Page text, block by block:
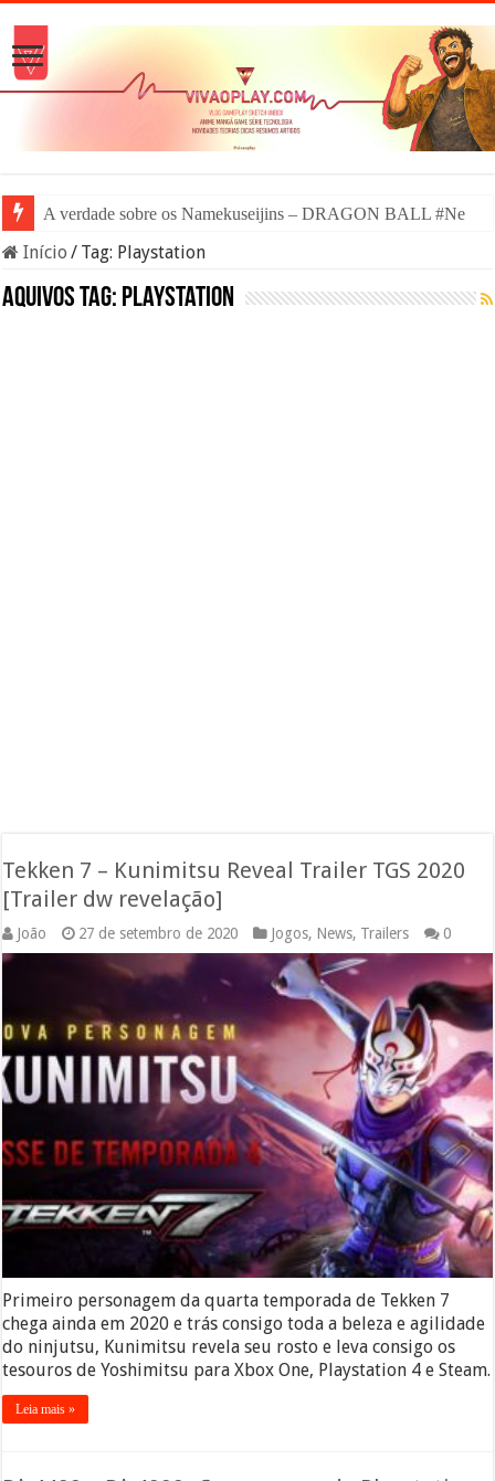
A verdade sobre os Namekuseijins – DRAGON BALL #News
Início / Tag: Playstation
Aquivos tag: Playstation
Tekken 7 – Kunimitsu Reveal Trailer TGS 2020
[Trailer dw revelação]
João 27 de setembro de 2020 Jogos, News, Trailers 0
Primeiro personagem da quarta temporada de Tekken 7
chega ainda em 2020 e trás consigo toda a beleza e agilidade
do ninjutsu, Kunimitsu revela seu rosto e leva consigo os
tesouros de Yoshimitsu para Xbox One, Playstation 4 e Steam.
Leia mais »